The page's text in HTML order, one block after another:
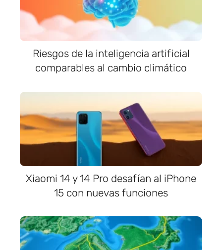
Riesgos de la inteligencia artificial
comparables al cambio climático
Xiaomi 14 y 14 Pro desafían al iPhone
15 con nuevas funciones